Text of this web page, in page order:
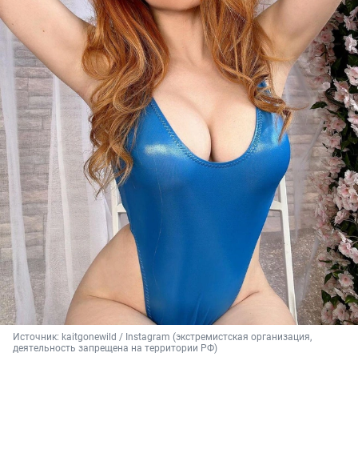
Источник: kaitgonewild / Instagram (экстремистская организация,
деятельность запрещена на территории РФ)